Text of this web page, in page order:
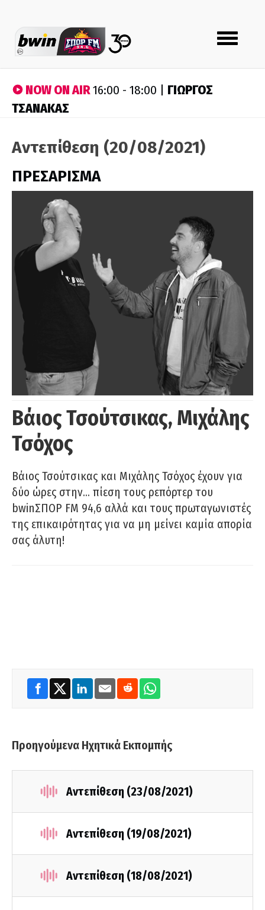
Toggle
navigation
NOW ON AIR16:00 - 18:00 | ΓΙΩΡΓΟΣ
ΤΣΑΝΑΚΑΣ
Αντεπίθεση (20/08/2021)
ΠΡΕΣΑΡΙΣΜΑ
Βάιος Τσούτσικας, Μιχάλης
Τσόχος
Βάιος Τσούτσικας και Μιχάλης Τσόχος έχουν για
δύο ώρες στην… πίεση τους ρεπόρτερ του
bwinΣΠΟΡ FM 94,6 αλλά και τους πρωταγωνιστές
της επικαιρότητας για να μη μείνει καμία απορία
σας άλυτη!
Προηγούμενα Ηχητικά Εκπομπής
Αντεπίθεση (23/08/2021)
Αντεπίθεση (19/08/2021)
Αντεπίθεση (18/08/2021)